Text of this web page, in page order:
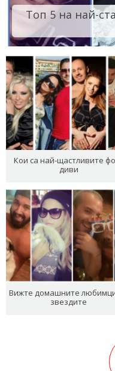
Топ 5 на най-
Кои са най-щастливите
диви
Вижте домашните
звездите